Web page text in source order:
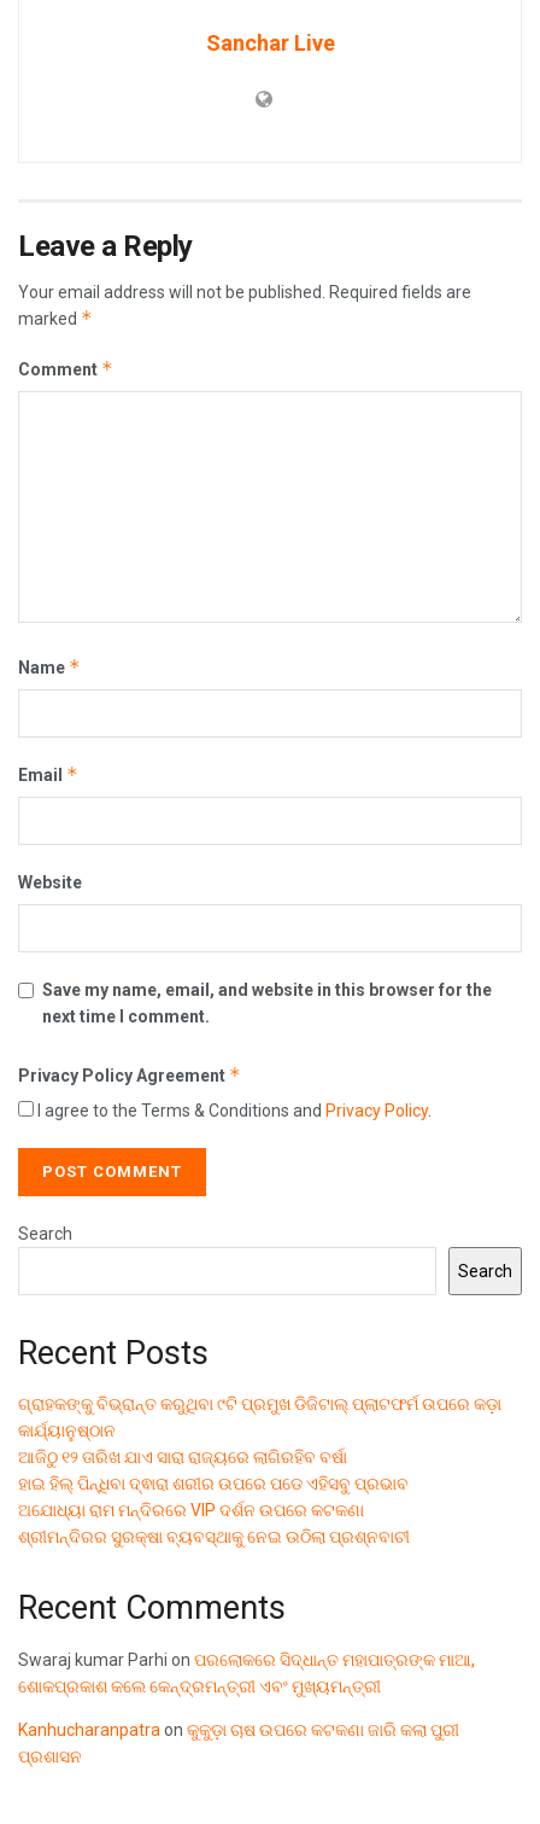
Sanchar Live
Leave a Reply
Your email address will not be published.
Required fields are
marked *
Comment *
Name *
Email *
Website
Save my name, email, and website in this browser for the
next time I comment.
Privacy Policy Agreement *
I agree to the Terms & Conditions and Privacy Policy.
Search
Search
Recent Posts
ଗ୍ରାହକଙ୍କୁ ବିଭ୍ରାନ୍ତ କରୁଥିବା ୯ଟି ପ୍ରମୁଖ ଡିଜିଟାଲ୍ ପ୍ଲାଟଫର୍ମ ଉପରେ କଡ଼ା
କାର୍ଯ୍ୟାନୁଷ୍ଠାନ
ଆଜିଠୁ ୧୨ ତାରିଖ ଯାଏ ସାରା ରାଜ୍ୟରେ ଲାଗିରହିବ ବର୍ଷା
ହାଇ ହିଲ୍ ପିନ୍ଧିବା ଦ୍ଵାରା ଶରୀର ଉପରେ ପଡେ ଏହିସବୁ ପ୍ରଭାବ
ଅଯୋଧ୍ୟା ରାମ ମନ୍ଦିରରେ VIP ଦର୍ଶନ ଉପରେ କଟକଣା
ଶ୍ରୀମନ୍ଦିରର ସୁରକ୍ଷା ବ୍ୟବସ୍ଥାକୁ ନେଇ ଉଠିଲା ପ୍ରଶ୍ନବାଚୀ
Recent Comments
Swaraj kumar Parhi on ପରଲୋକରେ ସିଦ୍ଧାନ୍ତ ମହାପାତ୍ରଙ୍କ ମାଆ,
ଶୋକପ୍ରକାଶ କଲେ କେନ୍ଦ୍ରମନ୍ତ୍ରୀ ଏବଂ ମୁଖ୍ୟମନ୍ତ୍ରୀ
Kanhucharanpatra on କୁକୁଡ଼ା ଚାଷ ଉପରେ କଟକଣା ଜାରି କଲା ପୁରୀ
ପ୍ରଶାସନ